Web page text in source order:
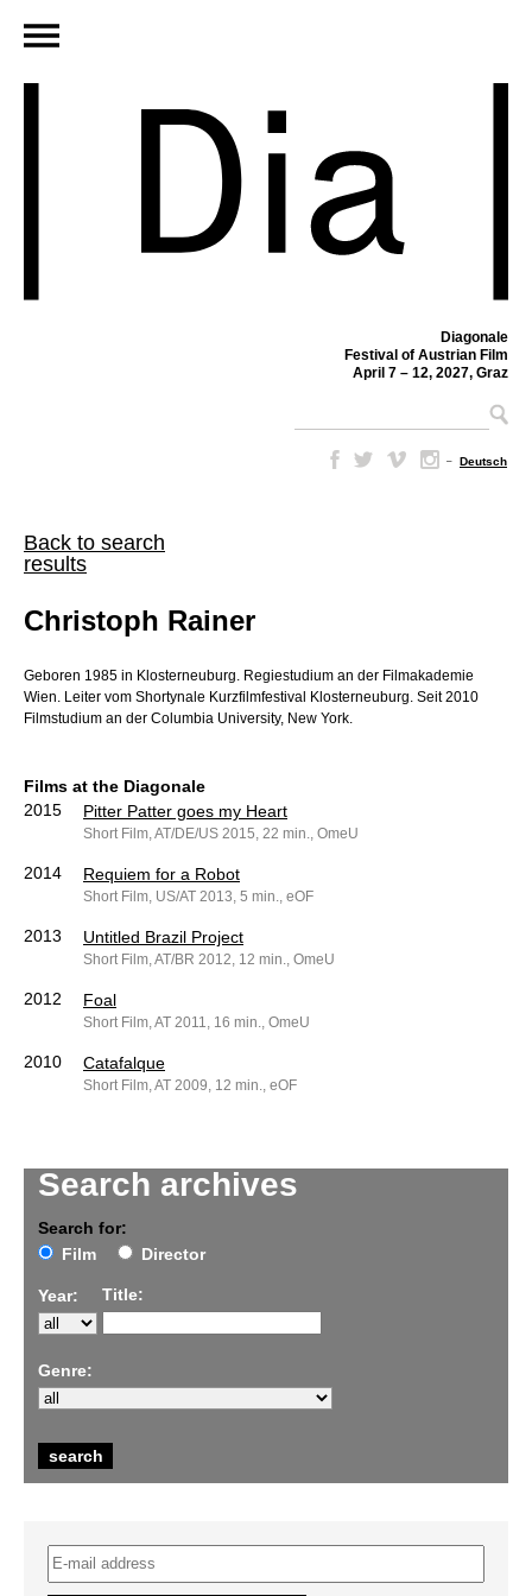
Diagonale
Festival of Austrian Film
April 7 – 12, 2027, Graz
– Deutsch
Back to search
results
Search archives
Search for:
Film
Director
Year: Title:
Genre:
Christoph Rainer
Geboren 1985 in Klosterneuburg. Regiestudium an der Filmakademie
Wien. Leiter vom Shortynale Kurzfilmfestival Klosterneuburg. Seit 2010
Filmstudium an der Columbia University, New York.
Films at the Diagonale
2015
Pitter Patter goes my Heart
Short Film, AT/DE/US 2015, 22 min., OmeU
2014 Requiem for a Robot
Short Film, US/AT 2013, 5 min., eOF
2013 Untitled Brazil Project
Short Film, AT/BR 2012, 12 min., OmeU
2012 Foal
Short Film, AT 2011, 16 min., OmeU
2010 Catafalque
Short Film, AT 2009, 12 min., eOF